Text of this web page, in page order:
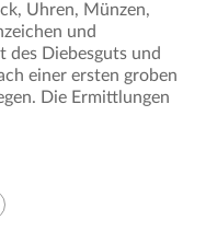
Uhren, Münzen,
und
des Diebesguts und
einer ersten groben
Die Ermittlungen